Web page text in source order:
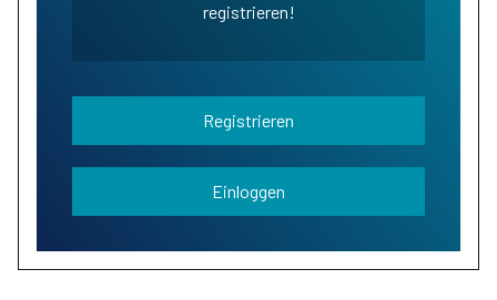
registrieren!
Registrieren
Einloggen